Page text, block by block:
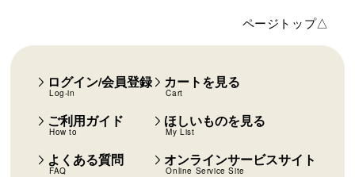
ページトップ△
ログイン/会員登録
Log-in
カートを見る
Cart
ご利用ガイド
How to
ほしいものを見る
My List
よくある質問
FAQ
オンラインサービスサイト
Online Service Site